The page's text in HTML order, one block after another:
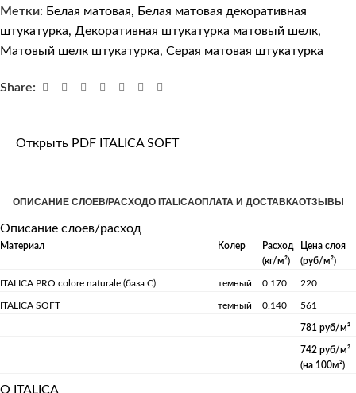
Метки: Белая матовая, Белая матовая декоративная
штукатурка, Декоративная штукатурка матовый шелк,
Матовый шелк штукатурка, Серая матовая штукатурка
Share:
Открыть PDF ITALICA SOFT
ОПИСАНИЕ СЛОЕВ/РАСХОДО ITALICAОПЛАТА И ДОСТАВКАОТЗЫВЫ
Описание слоев/расход
Материал Колер
Расход
(кг/м²)
Цена слоя
(руб/м²)
ITALICA PRO colore naturale (база С) темный 0.170 220
ITALICA SOFT темный 0.140 561
781 руб/м²
742 руб/м²
(на 100м²)
О ITALICA